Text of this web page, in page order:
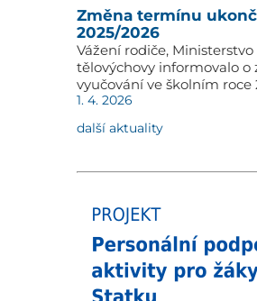
Změna termínu
2025/2026
Vážení rodiče,
tělovýchovy informovalo
vyučování ve školním roce
1. 4. 2026
další aktuality